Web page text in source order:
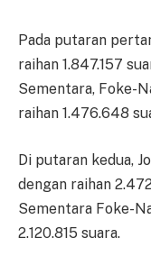
Pada putaran
raihan 1.847.157
Sementara, Foke-
raihan 1.476.648
Di putaran kedua,
dengan raihan
Sementara Foke-
2.120.815 suara.